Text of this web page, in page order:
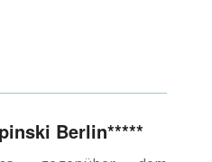
Berlin*****